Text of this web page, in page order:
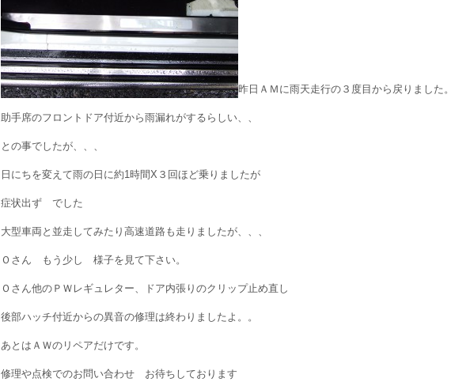
昨日ＡＭに雨天走行の３度目から戻りました。
助手席のフロントドア付近から雨漏れがするらしい、、
との事でしたが、、、
日にちを変えて雨の日に約1時間X３回ほど乗りましたが
症状出ず でした
大型車両と並走してみたり高速道路も走りましたが、、、
Ｏさん もう少し 様子を見て下さい。
Ｏさん他のＰＷレギュレター、ドア内張りのクリップ止め直し
後部ハッチ付近からの異音の修理は終わりましたよ。。
あとはＡＷのリペアだけです。
修理や点検でのお問い合わせ お待ちしております